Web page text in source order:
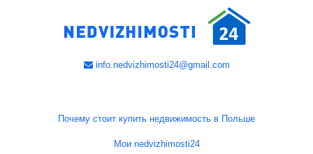
info.nedvizhimosti24@gmail.com
Почему стоит купить недвижимость в Польше
Мои nedvizhimosti24